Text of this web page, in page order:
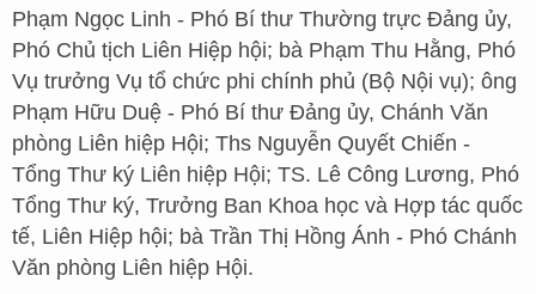
Phạm Ngọc Linh - Phó Bí thư Thường trực Đảng ủy,
Phó Chủ tịch Liên Hiệp hội; bà Phạm Thu Hằng, Phó
Vụ trưởng Vụ tổ chức phi chính phủ (Bộ Nội vụ); ông
Phạm Hữu Duệ - Phó Bí thư Đảng ủy, Chánh Văn
phòng Liên hiệp Hội; Ths Nguyễn Quyết Chiến -
Tổng Thư ký Liên hiệp Hội; TS. Lê Công Lương, Phó
Tổng Thư ký, Trưởng Ban Khoa học và Hợp tác quốc
tế, Liên Hiệp hội; bà Trần Thị Hồng Ánh - Phó Chánh
Văn phòng Liên hiệp Hội.